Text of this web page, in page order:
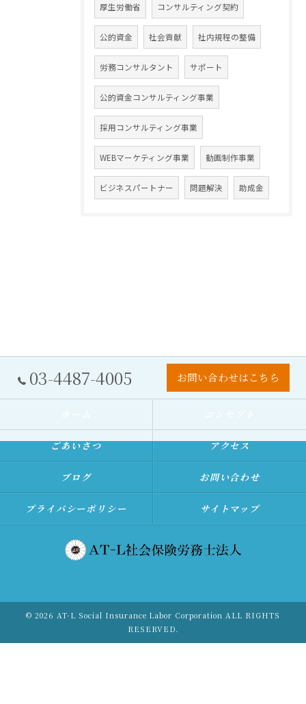
厚生労働省 コンサルティング契約
公的資金 社会貢献 社内規程の整備
労務コンサルタント サポート
公的資金コンサルティング事業
採用コンサルティング事業
WEBマーケティング事業 動画制作事業
ビジネスパートナー 問題解決 助成金
03-4487-4005 お問い合わせはこちら
ごあいさつ アクセス
ブログ お問い合わせ
プライバシーポリシー サイトマップ
© 2026 AT-L Social Insurance Labor Corporation ALL RIGHTS
RESERVED.